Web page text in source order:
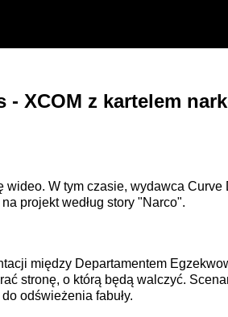
- XCOM z kartelem
wideo. W tym czasie, wydawca
projekt według story "Narco".
między Departamentem
stronę, o którą będą walczyć.
odświeżenia fabuły.